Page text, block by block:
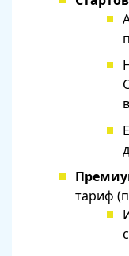
тариф